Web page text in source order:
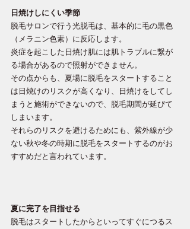
日焼けしにくい季節
脱毛サロンで行う光脱毛は、基本的に毛の黒色
（メラニン色素）に反応します。
炎症を起こした日焼け肌には肌トラブルに繋が
る場合があるので照射ができません。
その点からも、夏場に脱毛をスタートすること
は日焼けのリスクが高くなり、日焼けをしてし
まうと施術ができないので、脱毛期間が延びて
しまいます。
それらのリスクを避けるためにも、紫外線が少
ない秋や冬の時期に脱毛をスタートするのがお
すすめだと言われています。
夏に完了を目指せる
脱毛はスタートしたからといってすぐにつるス